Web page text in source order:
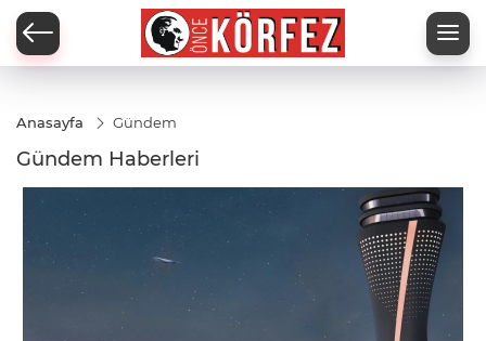
Anasayfa Gündem
Gündem Haberleri